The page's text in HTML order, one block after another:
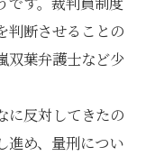
判断させることの
双葉弁護士など少
に反対してきたの
進め、量刑につい